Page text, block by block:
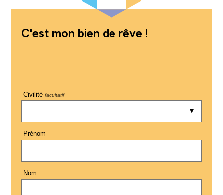
C'est mon bien de rêve !
Civilité facultatif
Prénom
Nom